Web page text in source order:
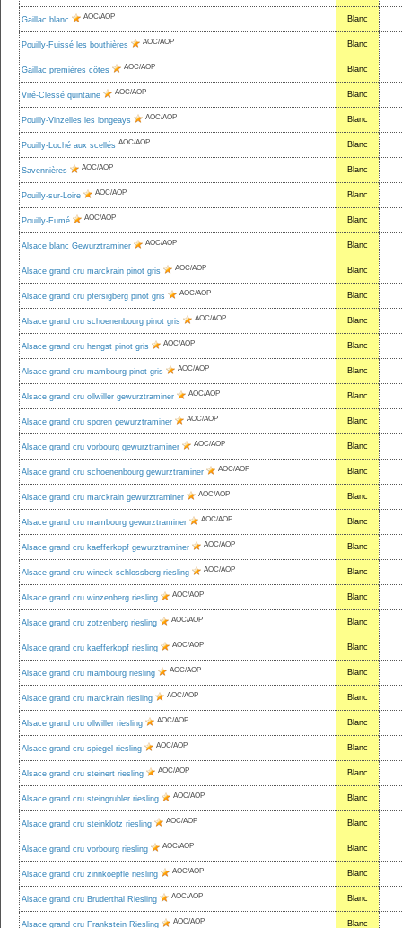
Gaillac blanc AOC/AOP Blanc
Pouilly-Fuissé les bouthières AOC/AOP Blanc
Gaillac premières côtes AOC/AOP Blanc
Viré-Clessé quintaine AOC/AOP Blanc
Pouilly-Vinzelles les longeays AOC/AOP Blanc
Pouilly-Loché aux scellés AOC/AOP Blanc
Savennières AOC/AOP Blanc
Pouilly-sur-Loire AOC/AOP Blanc
Pouilly-Fumé AOC/AOP Blanc
Alsace blanc Gewurztraminer AOC/AOP Blanc
Alsace grand cru marckrain pinot gris AOC/AOP Blanc
Alsace grand cru pfersigberg pinot gris AOC/AOP Blanc
Alsace grand cru schoenenbourg pinot gris AOC/AOP Blanc
Alsace grand cru hengst pinot gris AOC/AOP Blanc
Alsace grand cru mambourg pinot gris AOC/AOP Blanc
Alsace grand cru ollwiller gewurztraminer AOC/AOP Blanc
Alsace grand cru sporen gewurztraminer AOC/AOP Blanc
Alsace grand cru vorbourg gewurztraminer AOC/AOP Blanc
Alsace grand cru schoenenbourg gewurztraminer AOC/AOP Blanc
Alsace grand cru marckrain gewurztraminer AOC/AOP Blanc
Alsace grand cru mambourg gewurztraminer AOC/AOP Blanc
Alsace grand cru kaefferkopf gewurztraminer AOC/AOP Blanc
Alsace grand cru wineck-schlossberg riesling AOC/AOP Blanc
Alsace grand cru winzenberg riesling AOC/AOP Blanc
Alsace grand cru zotzenberg riesling AOC/AOP Blanc
Alsace grand cru kaefferkopf riesling AOC/AOP Blanc
Alsace grand cru mambourg riesling AOC/AOP Blanc
Alsace grand cru marckrain riesling AOC/AOP Blanc
Alsace grand cru ollwiller riesling AOC/AOP Blanc
Alsace grand cru spiegel riesling AOC/AOP Blanc
Alsace grand cru steinert riesling AOC/AOP Blanc
Alsace grand cru steingrubler riesling AOC/AOP Blanc
Alsace grand cru steinklotz riesling AOC/AOP Blanc
Alsace grand cru vorbourg riesling AOC/AOP Blanc
Alsace grand cru zinnkoepfle riesling AOC/AOP Blanc
Alsace grand cru Bruderthal Riesling AOC/AOP Blanc
Alsace grand cru Frankstein Riesling AOC/AOP Blanc